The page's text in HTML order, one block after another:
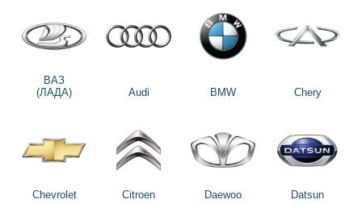
ВАЗ
(ЛАДА)
Audi BMW Chery
Chevrolet Citroen Daewoo Datsun